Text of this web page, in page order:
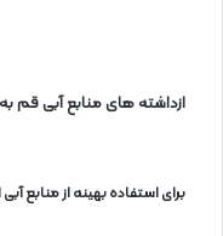
ازداشته های منابع آبی قم
برای استفاده بهینه از منابع